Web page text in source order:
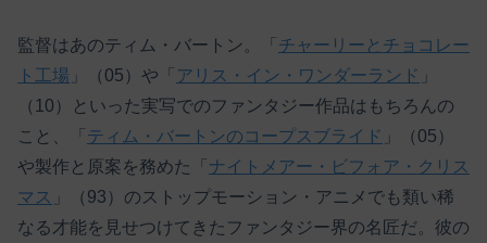
監督はあのティム・バートン。「 チャーリーとチョコレー
ト工場 」（05）や「 アリス・イン・ワンダーランド 」
（10）といった実写でのファンタジー作品はもちろんの
こと、「 ティム・バートンのコープスブライド 」（05）
や製作と原案を務めた「 ナイトメアー・ビフォア・クリス
マス 」（93）のストップモーション・アニメでも類い稀
なる才能を見せつけてきたファンタジー界の名匠だ。彼の